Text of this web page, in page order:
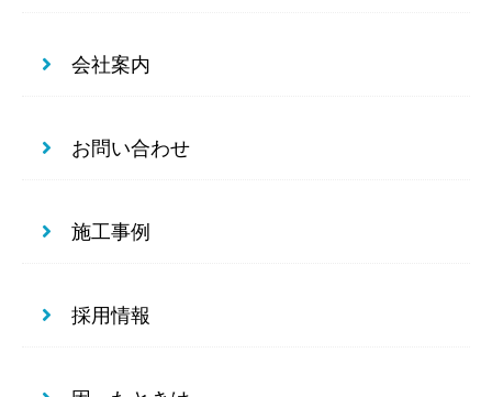
会社案内
お問い合わせ
施工事例
採用情報